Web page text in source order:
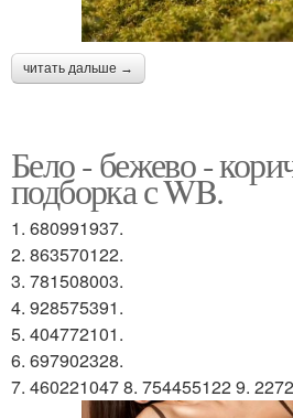
читать дальше →
Бело - бежево -
подборка с WB.
1. 680991937.
2. 863570122.
3. 781508003.
4. 928575391.
5. 404772101.
6. 697902328.
7. 460221047 8. 754455122 9.